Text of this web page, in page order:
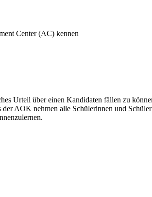
Center (AC) kennen
Urteil über einen Kandidaten fällen zu
AOK nehmen alle Schülerinnen und